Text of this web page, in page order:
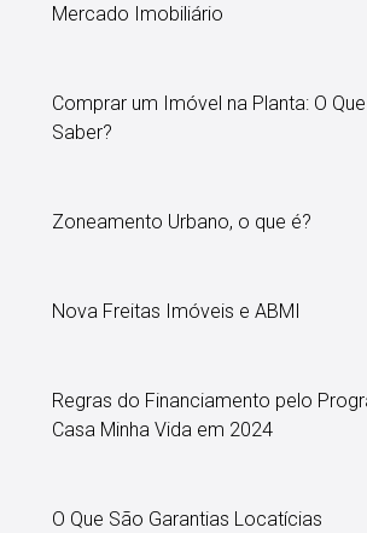
Mercado Imobiliário
Comprar um Imóvel na Planta: O
Saber?
Zoneamento Urbano, o que é?
Nova Freitas Imóveis e ABMI
Regras do Financiamento pelo
Casa Minha Vida em 2024
O Que São Garantias Locatícias